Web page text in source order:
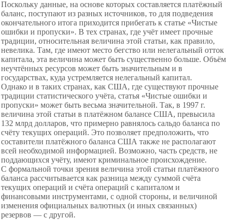
Поскольку данные, на основе которых составляется платёжный
баланс, поступают из разных источников, то для подведения
окончательного итога приходится прибегать к статье «Чистые
ошибки и пропуски». В тех странах, где учёт имеет прочные
традиции, относительная величина этой статьи, как правило,
невелика. Там, где имеют место бегство или нелегальный отток
капитала, эта величина может быть существенно больше. Объём
неучтённых ресурсов может быть значительным и в
государствах, куда устремляется нелегальный капитал.
Однако и в таких странах, как США, где существуют прочные
традиции статистического учёта, статья «Чистые ошибки и
пропуски» может быть весьма значительной. Так, в 1997 г.
величина этой статьи в платёжном балансе США, превысила
132 млрд долларов, что примерно равнялось сальдо баланса по
счёту текущих операций. Это позволяет предположить, что
составители платёжного баланса США также не располагают
всей необходимой информацией. Возможно, часть средств, не
поддающихся учёту, имеют криминальное происхождение.
С формальной точки зрения величина этой статьи платёжного
баланса рассчитывается как разница между суммой счёта
текущих операций и счёта операций с капиталом и
финансовыми инструментами, с одной стороны, и величиной
изменения официальных валютных (и иных связанных)
резервов — с другой.